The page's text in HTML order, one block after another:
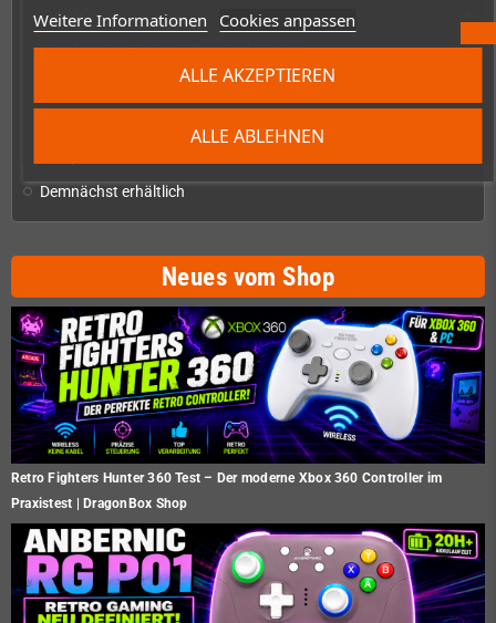
Weitere Informationen Cookies anpassen
ALLE ABLEHNEN
ALLE AKZEPTIEREN
Zubehör
Merchandise, Zeitschriften und Bücher add
Checkmate & Retro Monitor
Demnächst erhältlich
Neues vom Shop
Retro Fighters Hunter 360 Test – Der moderne Xbox 360 Controller im
Praxistest | DragonBox Shop